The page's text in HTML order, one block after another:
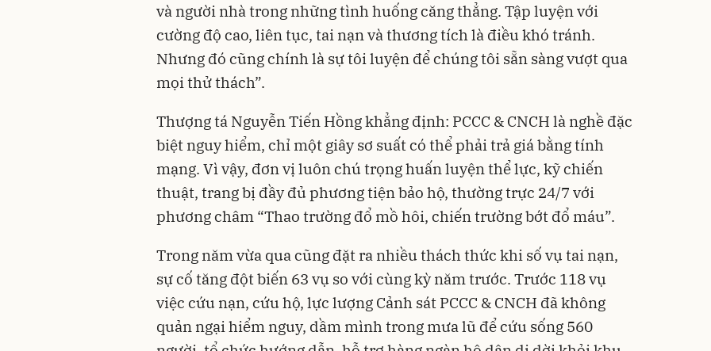
và người nhà trong những tình huống căng thẳng. Tập luyện với
cường độ cao, liên tục, tai nạn và thương tích là điều khó tránh.
Nhưng đó cũng chính là sự tôi luyện để chúng tôi sẵn sàng vượt qua
mọi thử thách”.
Thượng tá Nguyễn Tiến Hồng khẳng định: PCCC & CNCH là nghề đặc
biệt nguy hiểm, chỉ một giây sơ suất có thể phải trả giá bằng tính
mạng. Vì vậy, đơn vị luôn chú trọng huấn luyện thể lực, kỹ chiến
thuật, trang bị đầy đủ phương tiện bảo hộ, thường trực 24/7 với
phương châm “Thao trường đổ mồ hôi, chiến trường bớt đổ máu”.
Trong năm vừa qua cũng đặt ra nhiều thách thức khi số vụ tai nạn,
sự cố tăng đột biến 63 vụ so với cùng kỳ năm trước. Trước 118 vụ
việc cứu nạn, cứu hộ, lực lượng Cảnh sát PCCC & CNCH đã không
quản ngại hiểm nguy, dầm mình trong mưa lũ để cứu sống 560